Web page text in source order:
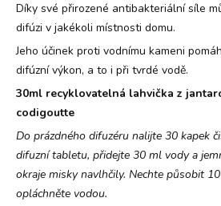
Díky své přirozené antibakteriální síle
difúzi v jakékoli místnosti domu.
Jeho účinek proti vodnímu kameni
difúzní výkon, a to i při tvrdé vodě.
30ml recyklovatelná lahvička z
codigoutte
Do prázdného difuzéru nalijte 30 kapek
difuzní tabletu, přidejte 30 ml vody a
okraje misky navlhčily. Nechte působit
opláchněte vodou.